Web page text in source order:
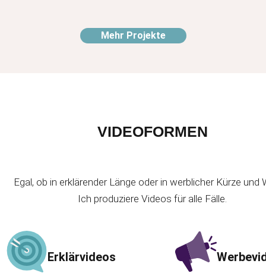
Mehr Projekte
VIDEOFORMEN
Egal, ob in erklärender Länge oder in werblicher Kürze und
Ich produziere Videos für alle Fälle.
Erklärvideos